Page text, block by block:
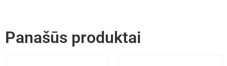
Panašūs produktai